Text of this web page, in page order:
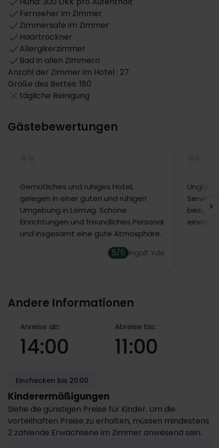
Fernseher im Zimmer
Zimmersafe im Zimmer
Haartrockner
Allergikerzimmer
Bad in allen Zimmern
Anzahl der Zimmer im Hotel : 27
Größe des Bettes: 180
tägliche Reinigung
Gästebewertungen
Gemütliches und ruhiges Hotel,
gelegen in einer guten und ruhigen
Umgebung in Lemvig. Schöne
Einrichtungen und freundliches Personal
und insgesamt eine gute Atmosphäre.
5/5 Ingolf Yde
Service
beste
einem
Andere Informationen
Anreise ab:
14:00
Abreise bis:
11:00
Einchecken bis 20:00
Kinderermäßigungen
Siehe die günstigen Preise für Kinder. Um die
vorteilhaften Preise zu erhalten, müssen mindestens
2 zahlende Erwachsene im Zimmer anwesend sein.